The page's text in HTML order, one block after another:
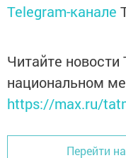
Telegram-канале
Читайте новости
национальном
https://max.ru/
Перейти